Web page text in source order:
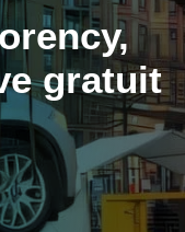
gratuit